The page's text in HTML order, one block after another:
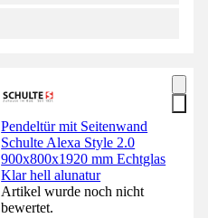
Pendeltür mit Seitenwand
Schulte Alexa Style 2.0
900x800x1920 mm Echtglas
Klar hell alunatur
Artikel wurde noch nicht
bewertet.